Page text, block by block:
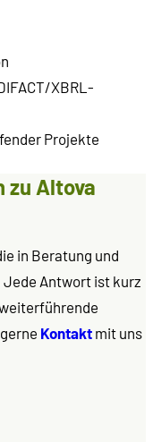
XBRL-
Projekte
zu Altova
in Beratung und
Antwort ist kurz
Kontakt mit uns